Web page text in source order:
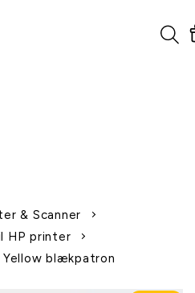
& Scanner
HP printer
Yellow blækpatron